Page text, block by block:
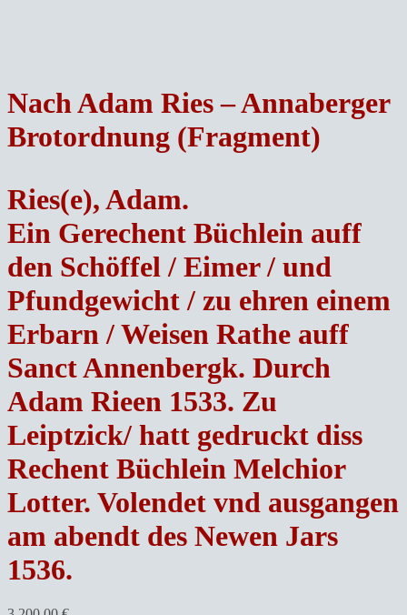
Nach Adam Ries – Annaberger
Brotordnung (Fragment)
Ries(e), Adam.
Ein Gerechent Büchlein auff
den Schöffel / Eimer / und
Pfundgewicht / zu ehren einem
Erbarn / Weisen Rathe auff
Sanct Annenbergk. Durch
Adam Rieen 1533. Zu
Leiptzick/ hatt gedruckt diss
Rechent Büchlein Melchior
Lotter. Volendet vnd ausgangen
am abendt des Newen Jars
1536.